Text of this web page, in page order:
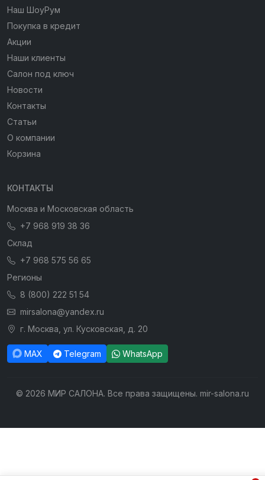
Наш ШоуРум
Покупка в кредит
Акции
Наши клиенты
Салон под ключ
Новости
Контакты
Статьи
О компании
Корзина
КОНТАКТЫ
Москва и Московская область
+7 968 919 38 36
Склад
+7 968 575 56 65
Регионы
8 (800) 222 51 54
mirsalona@yandex.ru
г. Москва, ул. Кусковская, д. 20
MAX Telegram WhatsApp
© 2026 МИР САЛОНА. Все права защищены. mir-salona.ru